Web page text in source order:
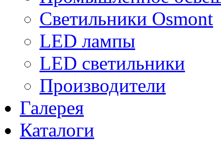
Светильники Osmont
LED лампы
LED светильники
Производители
Галерея
Каталоги